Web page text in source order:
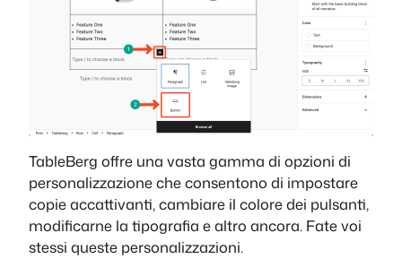
TableBerg offre una vasta gamma di opzioni di
personalizzazione che consentono di impostare
copie accattivanti, cambiare il colore dei pulsanti,
modificarne la tipografia e altro ancora. Fate voi
stessi queste personalizzazioni.